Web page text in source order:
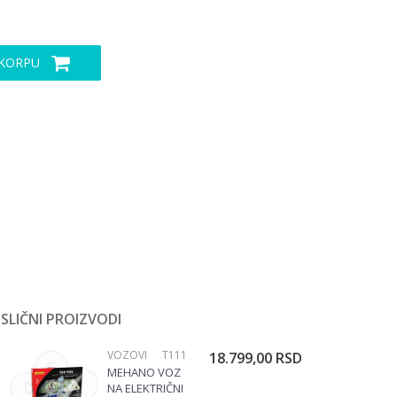
SLIČNI PROIZVODI
VOZOVI T111
MEHANO VOZ
NA ELEKTRIČNI
18.799,00 RSD